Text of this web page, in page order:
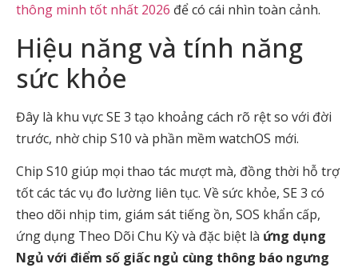
thông minh tốt nhất 2026 để có cái nhìn toàn cảnh.
Hiệu năng và tính năng
sức khỏe
Đây là khu vực SE 3 tạo khoảng cách rõ rệt so với đời
trước, nhờ chip S10 và phần mềm watchOS mới.
Chip S10 giúp mọi thao tác mượt mà, đồng thời hỗ trợ
tốt các tác vụ đo lường liên tục. Về sức khỏe, SE 3 có
theo dõi nhịp tim, giám sát tiếng ồn, SOS khẩn cấp,
ứng dụng Theo Dõi Chu Kỳ và đặc biệt là ứng dụng
Ngủ với điểm số giấc ngủ cùng thông báo ngưng